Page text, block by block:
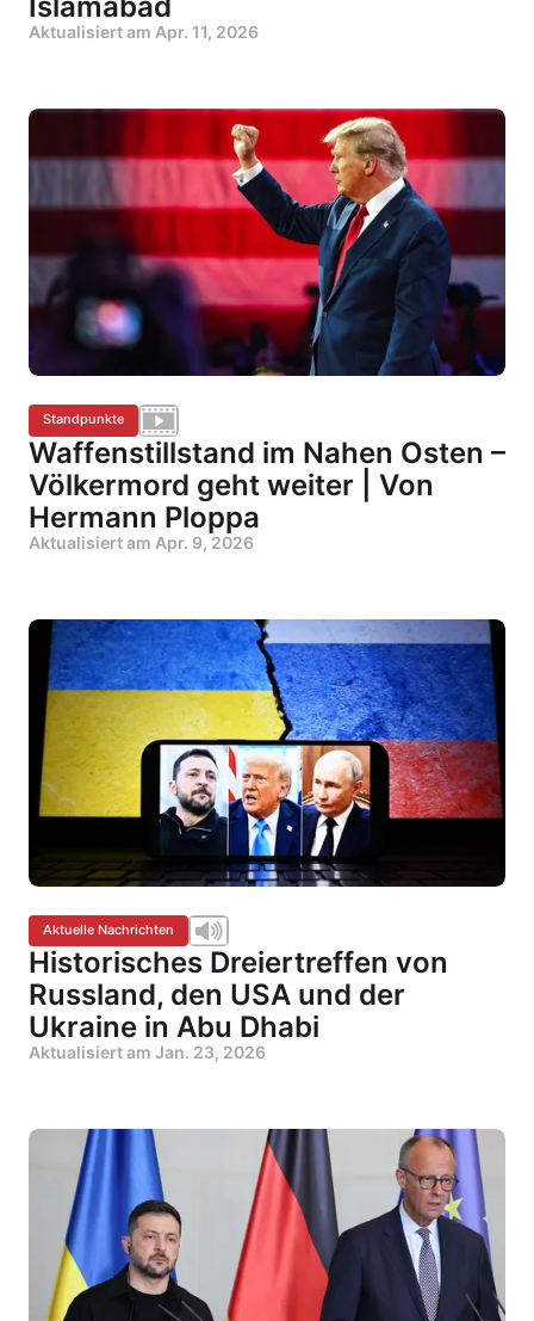
Aktualisiert am Apr. 11, 2026
Standpunkte
Waffenstillstand im Nahen Osten –
Völkermord geht weiter | Von
Hermann Ploppa
Aktualisiert am Apr. 9, 2026
Aktuelle Nachrichten
Historisches Dreiertreffen von
Russland, den USA und der
Ukraine in Abu Dhabi
Aktualisiert am Jan. 23, 2026